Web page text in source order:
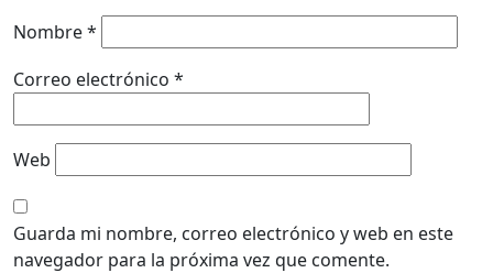
Nombre*
Correo electrónico *
Web
Guarda mi nombre, correo electrónico y web en este
navegador para la próxima vez que comente.